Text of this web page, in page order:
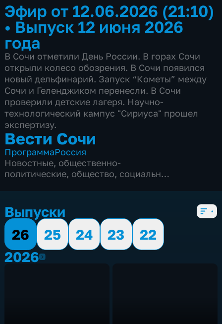
Эфир от 12.06.2026 (21:10)
• Выпуск 12 июня 2026
года
В Сочи отметили День России. В горах Сочи
открыли колесо обозрения. В Сочи появился
новый дельфинарий. Запуск “Кометы” между
Сочи и Геленджиком перенесли. В Сочи
проверили детские лагеря. Научно-
технологический кампус "Сириуса" прошел
экспертизу.
Вести Сочи
ПрограммаРоссия
Новостные, общественно-
политические, общество, социально-
Выпуски
26
25 24 23
22
20262026